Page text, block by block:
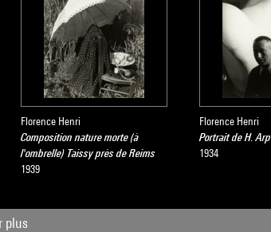
Florence Henri
Composition nature morte (à
l'ombrelle) Taissy près de Reims
1939
Florence Henri
Portrait de H.
1934
plus